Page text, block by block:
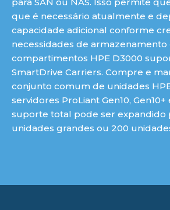
para SAN ou NAS. Isso permite
que é necessário atualmente e
capacidade adicional conforme
necessidades de armazenamento
compartimentos HPE D3000
SmartDrive Carriers. Compre e
conjunto comum de unidades
servidores ProLiant Gen10, Gen10+
suporte total pode ser expandido
unidades grandes ou 200